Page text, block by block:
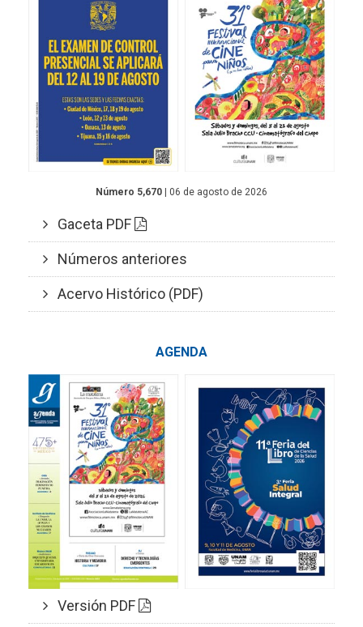
Número 5,670 | 06 de agosto de 2026
Gaceta PDF
Números anteriores
Acervo Histórico (PDF)
AGENDA
Versión PDF